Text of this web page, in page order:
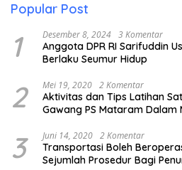
Popular Post
1 Desember 8, 2024 3 Komentar
Anggota DPR RI Sarifuddin
Berlaku Seumur Hidup
2 Mei 19, 2020 2 Komentar
Aktivitas dan Tips Latihan
Gawang PS Mataram Dalam
3 Juni 14, 2020 2 Komentar
Transportasi Boleh
Sejumlah Prosedur Bagi